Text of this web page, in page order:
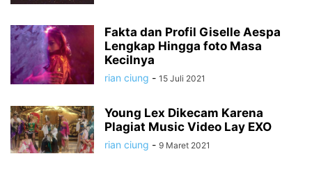
Fakta dan Profil Giselle Aespa
Lengkap Hingga foto Masa
Kecilnya
rian ciung - 15 Juli 2021
Young Lex Dikecam Karena
Plagiat Music Video Lay EXO
rian ciung - 9 Maret 2021